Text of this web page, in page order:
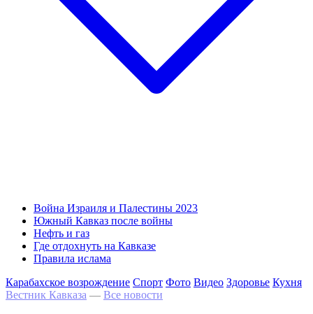
Война Израиля и Палестины 2023
Южный Кавказ после войны
Нефть и газ
Где отдохнуть на Кавказе
Правила ислама
Карабахское возрождение Спорт Фото Видео Здоровье Кухня
Вестник Кавказа — Все новости